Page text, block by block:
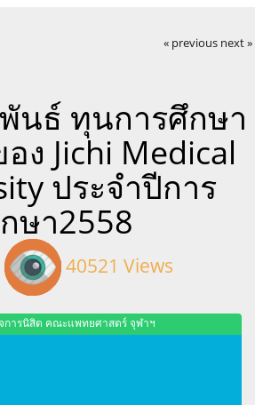
« previous next »
นธ์ ทุนการศึกษา
ง Jichi Medical
ประจำปีการ
ษา2558
40521 Views
การนิสิต คณะแพทยศาสตร์ จุฬาฯ